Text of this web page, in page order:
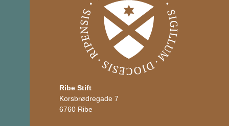
Ribe Stift
Korsbrødregade 7
6760 Ribe